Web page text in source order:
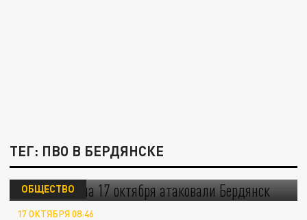
ТЕГ: ПВО В БЕРДЯНСКЕ
ВСУ в ночь на 17 октября атаковали
Бердянск
ОБЩЕСТВО
17 ОКТЯБРЯ 08:46